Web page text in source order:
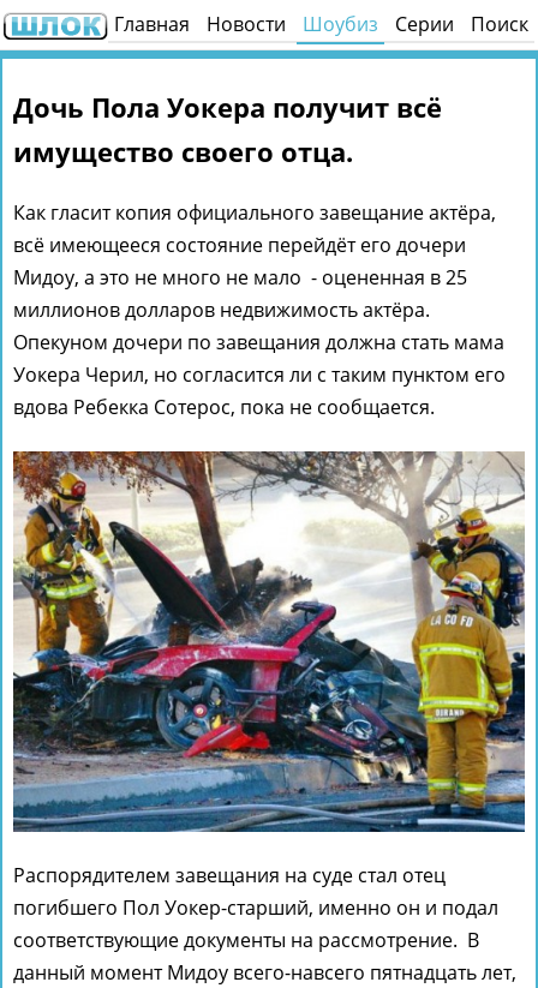
Главная Новости Шоубиз Серии Поиск
Дочь Пола Уокера получит всё
имущество своего отца.
Как гласит копия официального завещание актёра,
всё имеющееся состояние перейдёт его дочери
Мидоу, а это не много не мало - оцененная в 25
миллионов долларов недвижимость актёра.
Опекуном дочери по завещания должна стать мама
Уокера Черил, но согласится ли с таким пунктом его
вдова Ребекка Сотерос, пока не сообщается.
Распорядителем завещания на суде стал отец
погибшего Пол Уокер-старший, именно он и подал
соответствующие документы на рассмотрение. В
данный момент Мидоу всего-навсего пятнадцать лет,